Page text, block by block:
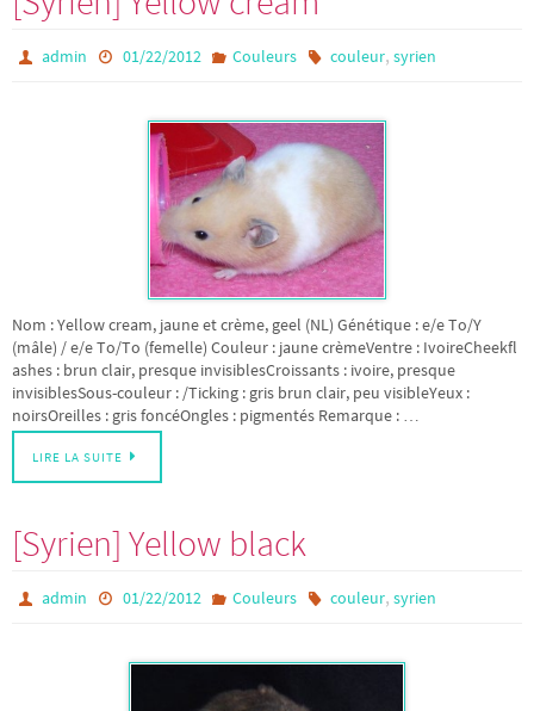
admin 01/22/2012 Couleurs couleur,syrien
Nom : Yellow cream, jaune et crème, geel (NL) Génétique : e/e To/Y
(mâle) / e/e To/To (femelle) Couleur : jaune crèmeVentre : IvoireCheekfl
ashes : brun clair, presque invisiblesCroissants : ivoire, presque
invisiblesSous-couleur : /Ticking : gris brun clair, peu visibleYeux :
noirsOreilles : gris foncéOngles : pigmentés Remarque : …
LIRE LA SUITE
[Syrien] Yellow black
admin 01/22/2012 Couleurs couleur,syrien